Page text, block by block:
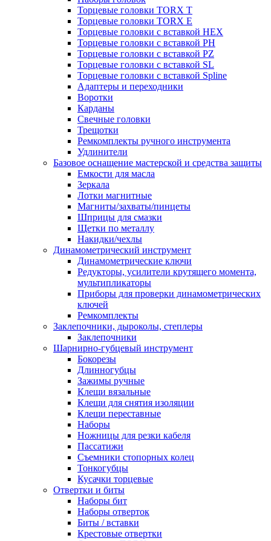
Торцевые головки TORX T
Торцевые головки TORX Е
Торцевые головки с вставкой HEX
Торцевые головки с вставкой PH
Торцевые головки с вставкой PZ
Торцевые головки с вставкой SL
Торцевые головки с вставкой Spline
Адаптеры и переходники
Воротки
Карданы
Свечные головки
Трещотки
Ремкомплекты ручного инструмента
Удлинители
Базовое оснащение мастерской и средства защиты
Емкости для масла
Зеркала
Лотки магнитные
Магниты/захваты/пинцеты
Шприцы для смазки
Щетки по металлу
Накидки/чехлы
Динамометрический инструмент
Динамометрические ключи
Редукторы, усилители крутящего момента,
мультипликаторы
Приборы для проверки динамометрических
ключей
Ремкомплекты
Заклепочники, дыроколы, степлеры
Заклепочники
Шарнирно-губцевый инструмент
Бокорезы
Длинногубцы
Зажимы ручные
Клещи вязальные
Клещи для снятия изоляции
Клещи переставные
Наборы
Ножницы для резки кабеля
Пассатижи
Съемники стопорных колец
Тонкогубцы
Кусачки торцевые
Отвертки и биты
Наборы бит
Наборы отверток
Биты / вставки
Крестовые отвертки